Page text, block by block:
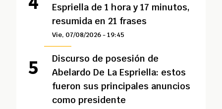
Espriella de 1 hora y 17 minutos,
resumida en 21 frases
Vie, 07/08/2026 - 19:45
Discurso de posesión de
Abelardo De La Espriella: estos
fueron sus principales anuncios
como presidente